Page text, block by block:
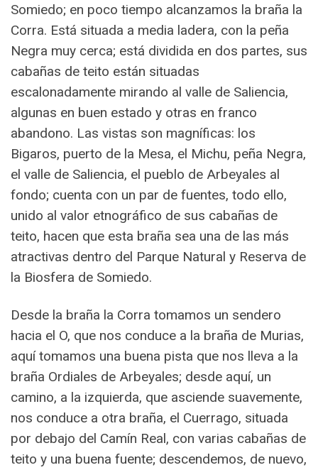
Somiedo; en poco tiempo alcanzamos la braña la
Corra. Está situada a media ladera, con la peña
Negra muy cerca; está dividida en dos partes, sus
cabañas de teito están situadas
escalonadamente mirando al valle de Saliencia,
algunas en buen estado y otras en franco
abandono. Las vistas son magníficas: los
Bigaros, puerto de la Mesa, el Michu, peña Negra,
el valle de Saliencia, el pueblo de Arbeyales al
fondo; cuenta con un par de fuentes, todo ello,
unido al valor etnográfico de sus cabañas de
teito, hacen que esta braña sea una de las más
atractivas dentro del Parque Natural y Reserva de
la Biosfera de Somiedo.
Desde la braña la Corra tomamos un sendero
hacia el O, que nos conduce a la braña de Murias,
aquí tomamos una buena pista que nos lleva a la
braña Ordiales de Arbeyales; desde aquí, un
camino, a la izquierda, que asciende suavemente,
nos conduce a otra braña, el Cuerrago, situada
por debajo del Camín Real, con varias cabañas de
teito y una buena fuente; descendemos, de nuevo,